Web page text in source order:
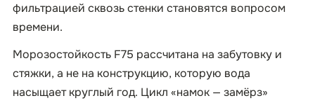
фильтрацией сквозь стенки становятся вопросом
времени.
Морозостойкость F75 рассчитана на забутовку и
стяжки, а не на конструкцию, которую вода
насыщает круглый год. Цикл «намок — замёрз»